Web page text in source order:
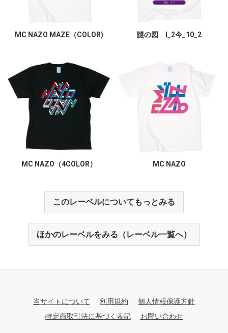
MC NAZO MAZE（COLOR) 謎の図 I_2今_10_2
MC NAZO（4COLOR） MC NAZO
このレーベルについてもっとみる
ほかのレーベルをみる（レーベル一覧へ）
当サイトについて 利用規約
個人情報保護方針
特定商取引法に基づく表記
お問い合わせ